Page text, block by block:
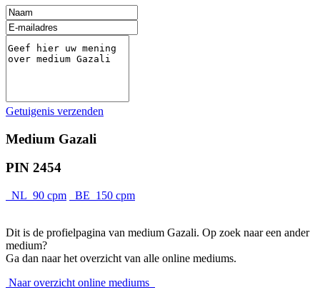
Getuigenis verzenden
Medium Gazali
PIN 2454
NL 90 cpm BE 150 cpm
Dit is de profielpagina van medium Gazali. Op zoek naar een ander
medium?
Ga dan naar het overzicht van alle online mediums.
Naar overzicht online mediums